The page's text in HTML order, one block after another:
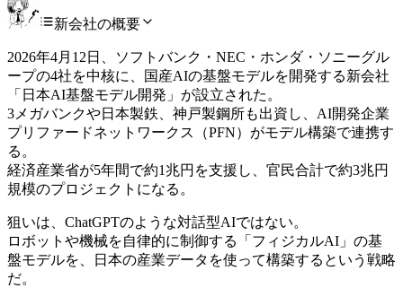
新会社の概要
2026年4月12日、ソフトバンク・NEC・ホンダ・ソニーグル
ープの4社を中核に、国産AIの基盤モデルを開発する新会社
「日本AI基盤モデル開発」が設立された。
3メガバンクや日本製鉄、神戸製鋼所も出資し、AI開発企業
プリファードネットワークス（PFN）がモデル構築で連携す
る。
経済産業省が5年間で約1兆円を支援し、官民合計で約3兆円
規模のプロジェクトになる。
狙いは、ChatGPTのような対話型AIではない。
ロボットや機械を自律的に制御する「フィジカルAI」の基
盤モデルを、日本の産業データを使って構築するという戦略
だ。